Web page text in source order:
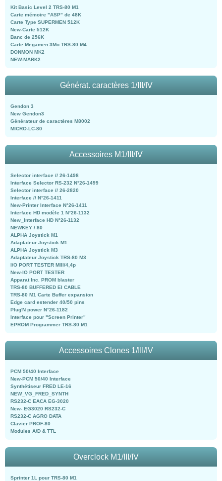
Kit Basic Level 2 TRS-80 M1
Carte mémoire "ASP" de 48K
Carte Type SUPERMEN 512K
New-Carte 512K
Banc de 256K
Carte Megamen 3Mo TRS-80 M4
DONMON MK2
NEW-MARK2
Générat. caractères 1/III/IV
Gendon 3
New Gendon3
Générateur de caractères M8002
MICRO-LC-80
Accessoires M1/III/IV
Selector interface // 26-1498
Interface Selector RS-232 N°26-1499
Selector interface // 26-2820
Interface // N°26-1411
New-Printer Interface N°26-1411
Interface HD modèle 1 N°26-1132
New_Interface HD N°26-1132
NEWKEY / 80
ALPHA Joystick M1
Adaptateur Joystick M1
ALPHA Joystick M3
Adaptateur Joystick TRS-80 M3
I/O PORT TESTER MIII/4,4p
New-IO PORT TESTER
Apparat Inc. PROM blaster
TRS-80 BUFFERED EI CABLE
TRS-80 M1 Carte Buffer expansion
Edge card estender 40/50 pins
Plug'N power N°26-1182
Interface pour "Screen Printer"
EPROM Programmer TRS-80 M1
Accessoires Clones 1/III/IV
PCM 50/40 Interface
New-PCM 50/40 Interface
Synthétiseur FRED LE-16
NEW_VG_FRED_SYNTH
RS232-C EACA EG-3020
New- EG3020 RS232-C
RS232-C AGRO DATA
Clavier PROF-80
Modules A/D & TTL
Overclock M1/III/IV
Sprinter 1L pour TRS-80 M1